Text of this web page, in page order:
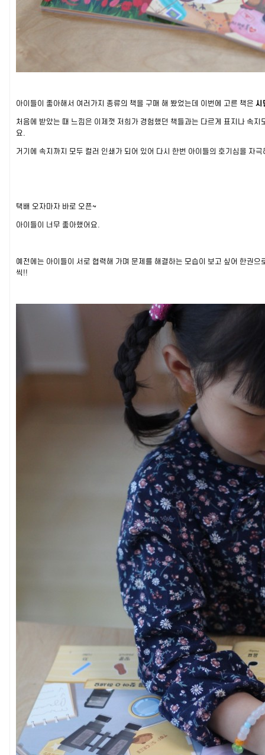
아이들이 좋아해서 여러가지 종류의 책을 구매 해 봤었는데 이번에 고른 책은 시
처음에 받았는 때 느낌은 이제껏 저희가 경험했던 책들과는 다르게 표지나 속
요.
거기에 속지까지 모두 컬러 인쇄가 되어 있어 다시 한번 아이들의 호기심을 자
택배 오자마자 바로 오픈~
아이들이 너무 좋아했어요.
예전에는 아이들이 서로 협력해 가며 문제를 해결하는 모습이 보고 싶어 한권
씩!!